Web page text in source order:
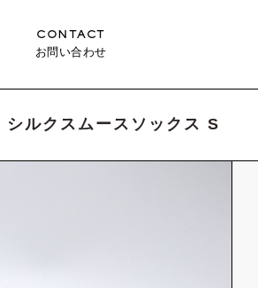
CONTACT
お問い合わせ
シルクスムースソックス S